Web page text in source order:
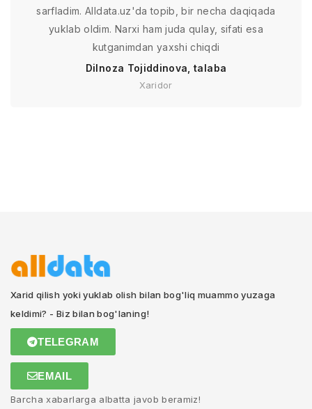
sarfladim. Alldata.uz'da topib, bir necha daqiqada
yuklab oldim. Narxi ham juda qulay, sifati esa
kutganimdan yaxshi chiqdi
Dilnoza Tojiddinova, talaba
Xaridor
Xarid qilish yoki yuklab olish bilan bog'liq muammo yuzaga
keldimi? - Biz bilan bog'laning!
TELEGRAM
EMAIL
Barcha xabarlarga albatta javob beramiz!